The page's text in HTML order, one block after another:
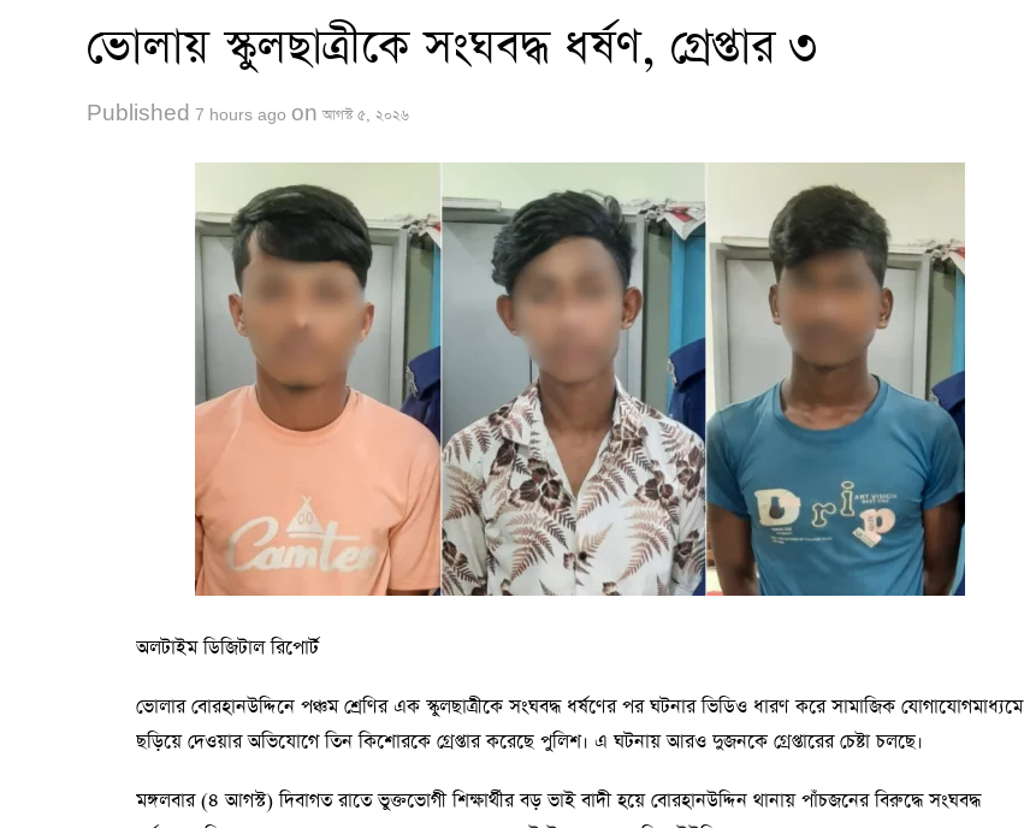
ভোলায় স্কুলছাত্রীকে সংঘবদ্ধ ধর্ষণ, গ্রেপ্তার ৩
Published 7 hours ago on আগস্ট ৫, ২০২৬
অলটাইম ডিজিটাল রিপোর্ট
ভোলার বোরহানউদ্দিনে পঞ্চম শ্রেণির এক স্কুলছাত্রীকে সংঘবদ্ধ ধর্ষণের পর ঘটনার ভিডিও ধারণ করে সামাজিক যোগাযোগমাধ্যমে
ছড়িয়ে দেওয়ার অভিযোগে তিন কিশোরকে গ্রেপ্তার করেছে পুলিশ। এ ঘটনায় আরও দুজনকে গ্রেপ্তারের চেষ্টা চলছে।
মঙ্গলবার (৪ আগস্ট) দিবাগত রাতে ভুক্তভোগী শিক্ষার্থীর বড় ভাই বাদী হয়ে বোরহানউদ্দিন থানায় পাঁচজনের বিরুদ্ধে সংঘবদ্ধ